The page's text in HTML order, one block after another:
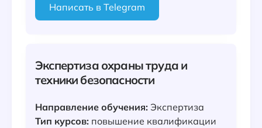
Написать в Telegram
Экспертиза охраны труда и
техники безопасности
Направление обучения: Экспертиза
Тип курсов: повышение квалификации